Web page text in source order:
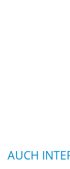
AUCH